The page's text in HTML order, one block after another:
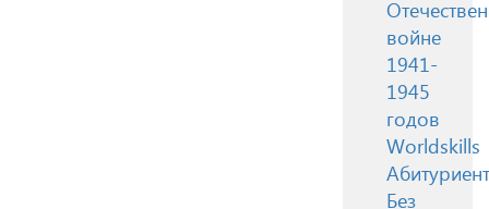
войне
1941-
1945
годов
Worldskills
Без